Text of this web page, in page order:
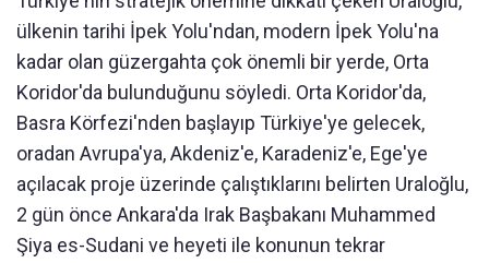
ülkenin tarihi İpek Yolu'ndan, modern İpek Yolu'na
kadar olan güzergahta çok önemli bir yerde, Orta
Koridor'da bulunduğunu söyledi. Orta Koridor'da,
Basra Körfezi'nden başlayıp Türkiye'ye gelecek,
oradan Avrupa'ya, Akdeniz'e, Karadeniz'e, Ege'ye
açılacak proje üzerinde çalıştıklarını belirten Uraloğlu,
2 gün önce Ankara'da Irak Başbakanı Muhammed
Şiya es-Sudani ve heyeti ile konunun tekrar